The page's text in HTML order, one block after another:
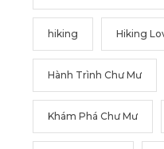
hiking Hiking
Hành Trình Chư Mư
Khám Phá Chư Mư